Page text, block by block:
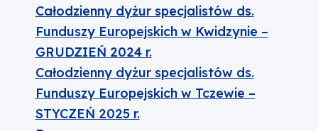
Całodzienny dyżur specjalistów ds.
Funduszy Europejskich w Kwidzynie –
GRUDZIEŃ 2024 r.
Całodzienny dyżur specjalistów ds.
Funduszy Europejskich w Tczewie –
STYCZEŃ 2025 r.